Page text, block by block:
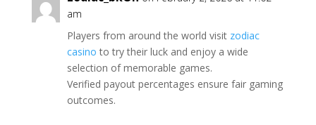
am
Players from around the world visit zodiac
casino to try their luck and enjoy a wide
selection of memorable games.
Verified payout percentages ensure fair gaming
outcomes.